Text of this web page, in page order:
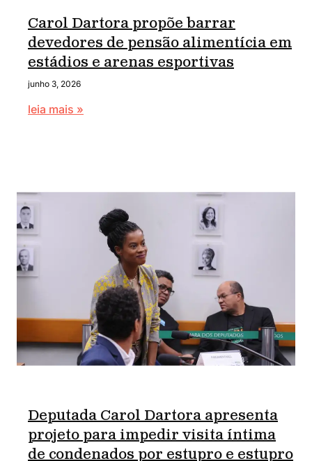
Carol Dartora propõe barrar
devedores de pensão alimentícia em
estádios e arenas esportivas
junho 3, 2026
leia mais »
Deputada Carol Dartora apresenta
projeto para impedir visita íntima
de condenados por estupro e estupro